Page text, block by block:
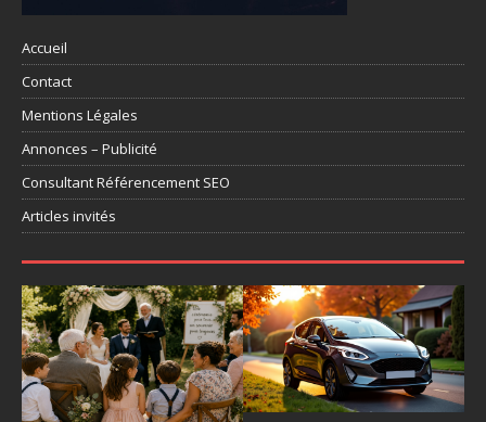
Accueil
Contact
Mentions Légales
Annonces – Publicité
Consultant Référencement SEO
Articles invités